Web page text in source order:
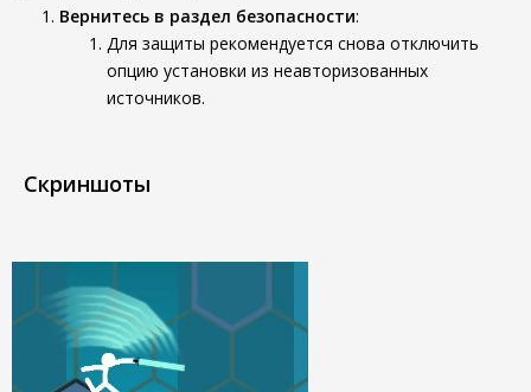
Вернитесь в раздел безопасности:
Для защиты рекомендуется снова отключить
опцию установки из неавторизованных
источников.
Скриншоты